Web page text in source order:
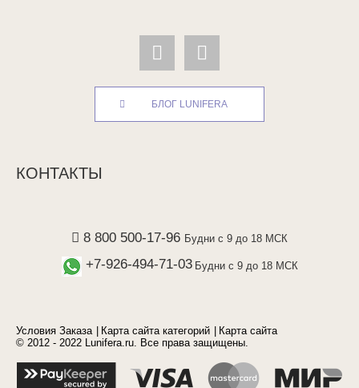
БЛОГ LUNIFERA
КОНТАКТЫ
8 800 500-17-96 Будни с 9 до 18 МСК
+7-926-494-71-03 Будни с 9 до 18 МСК
Условия Заказа Карта сайта категорий
Карта сайта
© 2012 - 2022 Lunifera.ru. Все права защищены.